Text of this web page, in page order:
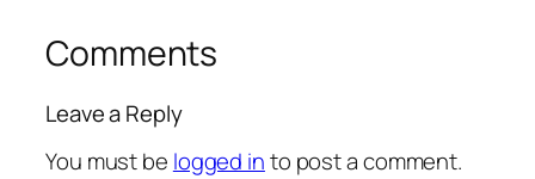
Comments
Leave a Reply
You must be logged into post a comment.